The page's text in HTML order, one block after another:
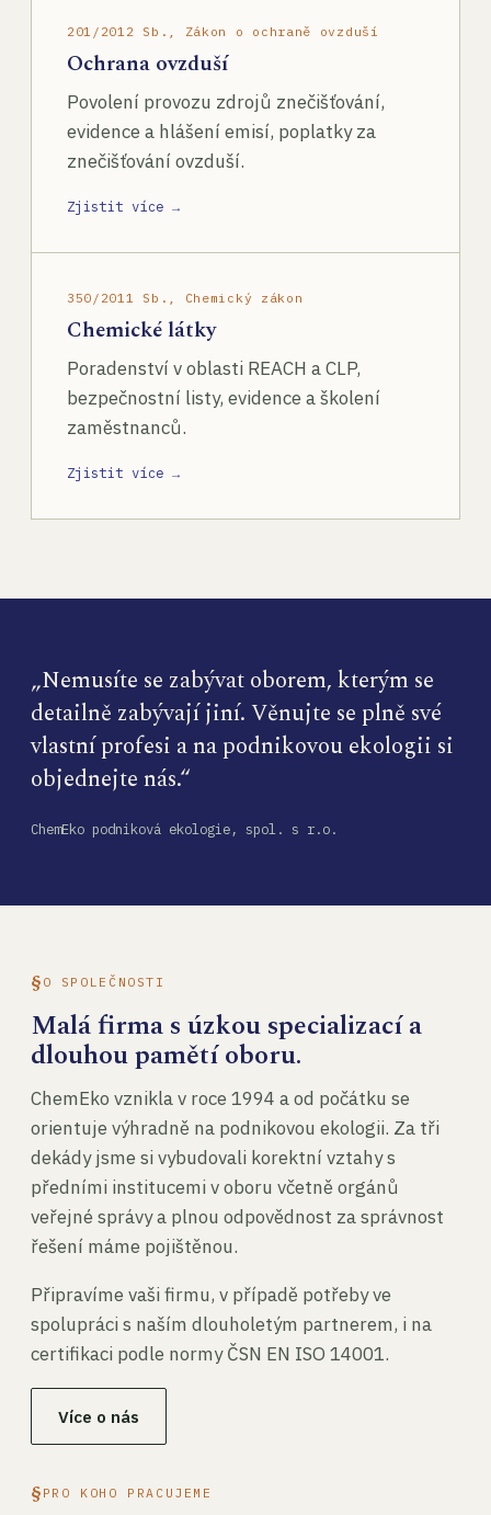
201/2012 Sb., Zákon o ochraně ovzduší
Ochrana ovzduší
Povolení provozu zdrojů znečišťování,
evidence a hlášení emisí, poplatky za
znečišťování ovzduší.
Zjistit více →
350/2011 Sb., Chemický zákon
Chemické látky
Poradenství v oblasti REACH a CLP,
bezpečnostní listy, evidence a školení
zaměstnanců.
Zjistit více →
„Nemusíte se zabývat oborem, kterým se
detailně zabývají jiní. Věnujte se plně své
vlastní profesi a na podnikovou ekologii si
objednejte nás.“
ChemEko podniková ekologie, spol. s r.o.
O SPOLEČNOSTI
Malá firma s úzkou specializací a
dlouhou pamětí oboru.
ChemEko vznikla v roce 1994 a od počátku se
orientuje výhradně na podnikovou ekologii. Za tři
dekády jsme si vybudovali korektní vztahy s
předními institucemi v oboru včetně orgánů
veřejné správy a plnou odpovědnost za správnost
řešení máme pojištěnou.
Připravíme vaši firmu, v případě potřeby ve
spolupráci s naším dlouholetým partnerem, i na
certifikaci podle normy ČSN EN ISO 14001.
Více o nás
PRO KOHO PRACUJEME